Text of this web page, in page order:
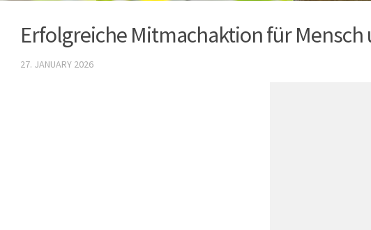
Erfolgreiche Mitmachaktion für
27. JANUARY 2026